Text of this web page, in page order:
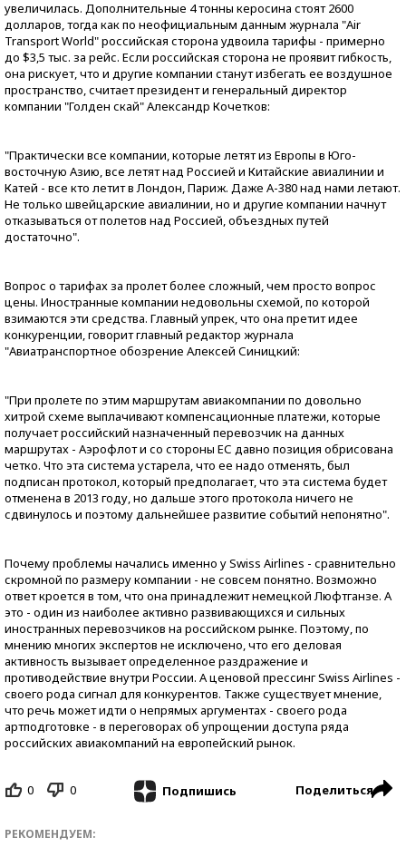
увеличилась. Дополнительные 4 тонны керосина стоят 2600
долларов, тогда как по неофициальным данным журнала "Air
Transport World" российская сторона удвоила тарифы - примерно
до $3,5 тыс. за рейс. Если российская сторона не проявит гибкость,
она рискует, что и другие компании станут избегать ее воздушное
пространство, считает президент и генеральный директор
компании "Голден скай" Александр Кочетков:
"Практически все компании, которые летят из Европы в Юго-
восточную Азию, все летят над Россией и Китайские авиалинии и
Катей - все кто летит в Лондон, Париж. Даже А-380 над нами летают.
Не только швейцарские авиалинии, но и другие компании начнут
отказываться от полетов над Россией, объездных путей
достаточно".
Вопрос о тарифах за пролет более сложный, чем просто вопрос
цены. Иностранные компании недовольны схемой, по которой
взимаются эти средства. Главный упрек, что она претит идее
конкуренции, говорит главный редактор журнала
"Авиатранспортное обозрение Алексей Синицкий:
"При пролете по этим маршрутам авиакомпании по довольно
хитрой схеме выплачивают компенсационные платежи, которые
получает российский назначенный перевозчик на данных
маршрутах - Аэрофлот и со стороны ЕС давно позиция обрисована
четко. Что эта система устарела, что ее надо отменять, был
подписан протокол, который предполагает, что эта система будет
отменена в 2013 году, но дальше этого протокола ничего не
сдвинулось и поэтому дальнейшее развитие событий непонятно".
Почему проблемы начались именно у Swiss Airlines - сравнительно
скромной по размеру компании - не совсем понятно. Возможно
ответ кроется в том, что она принадлежит немецкой Люфтганзе. А
это - один из наиболее активно развивающихся и сильных
иностранных перевозчиков на российском рынке. Поэтому, по
мнению многих экспертов не исключено, что его деловая
активность вызывает определенное раздражение и
противодействие внутри России. А ценовой прессинг Swiss Airlines -
своего рода сигнал для конкурентов. Также существует мнение,
что речь может идти о непрямых аргументах - своего рода
артподготовке - в переговорах об упрощении доступа ряда
российских авиакомпаний на европейский рынок.
0 0 Подпишись Поделиться
РЕКОМЕНДУЕМ: